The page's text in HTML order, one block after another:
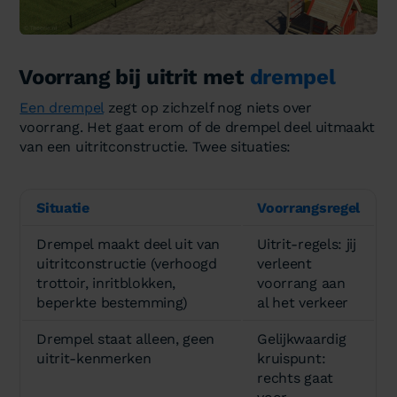
Voorrang bij uitrit met drempel
Een drempelzegt op zichzelf nog niets over
voorrang. Het gaat erom of de drempel deel uitmaakt
van een uitritconstructie. Twee situaties:
Situatie Voorrangsregel
Drempel maakt deel uit van
uitritconstructie (verhoogd
trottoir, inritblokken,
beperkte bestemming)
Uitrit-regels: jij
verleent
voorrang aan
al het verkeer
Drempel staat alleen, geen
uitrit-kenmerken
Gelijkwaardig
kruispunt:
rechts gaat